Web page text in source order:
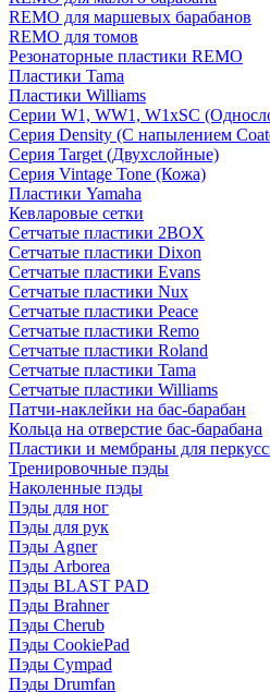
REMO для маршевых барабанов
REMO для томов
Резонаторные пластики REMO
Пластики Tama
Пластики Williams
Серии W1, WW1, W1xSC
Серия Density (C напылением
Серия Target (Двухслойные)
Серия Vintage Tone (Кожа)
Пластики Yamaha
Кевларовые сетки
Сетчатые пластики 2BOX
Сетчатые пластики Dixon
Сетчатые пластики Evans
Сетчатые пластики Nux
Сетчатые пластики Peace
Сетчатые пластики Remo
Сетчатые пластики Roland
Сетчатые пластики Tama
Сетчатые пластики Williams
Патчи-наклейки на бас-барабан
Кольца на отверстие бас-барабана
Пластики и мембраны для
Тренировочные пэды
Наколенные пэды
Пэды для ног
Пэды для рук
Пэды Agner
Пэды Arborea
Пэды BLAST PAD
Пэды Brahner
Пэды Cherub
Пэды CookiePad
Пэды Cympad
Пэды Drumfan